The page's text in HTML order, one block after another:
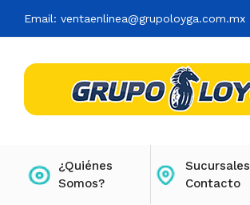
Email: ventaenlinea@grupoloyga.com.mx
¿Quiénes
Somos?
Sucursales
Contacto